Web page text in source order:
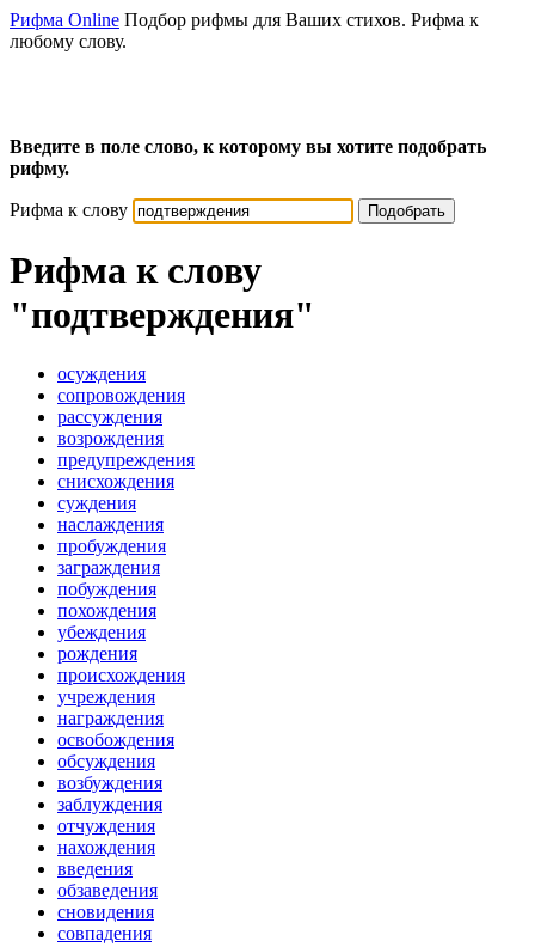
Рифма Online Подбор рифмы для Ваших стихов. Рифма к
любому слову.
Введите в поле слово, к которому вы хотите подобрать
рифму.
Рифма к слову Подобрать
Рифма к слову
"подтверждения"
осуждения
сопровождения
рассуждения
возрождения
предупреждения
снисхождения
суждения
наслаждения
пробуждения
заграждения
побуждения
похождения
убеждения
рождения
происхождения
учреждения
награждения
освобождения
обсуждения
возбуждения
заблуждения
отчуждения
нахождения
введения
обзаведения
сновидения
совпадения